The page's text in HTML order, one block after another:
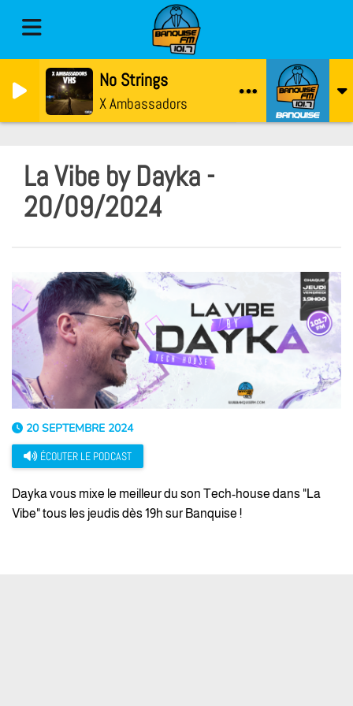
No Strings
X Ambassadors
La Vibe by Dayka -
20/09/2024
20 SEPTEMBRE 2024
ÉCOUTER LE PODCAST
Dayka vous mixe le meilleur du son Tech-house dans "La
Vibe" tous les jeudis dès 19h sur Banquise !